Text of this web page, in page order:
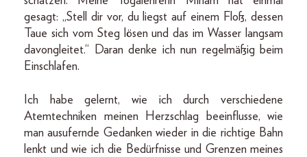
gesagt: „Stell dir vor, du liegst auf einem Floß, dessen
Taue sich vom Steg lösen und das im Wasser langsam
davongleitet.“ Daran denke ich nun regelmäßig beim
Einschlafen.
Ich habe gelernt, wie ich durch verschiedene
Atemtechniken meinen Herzschlag beeinflusse, wie
man ausufernde Gedanken wieder in die richtige Bahn
lenkt und wie ich die Bedürfnisse und Grenzen meines